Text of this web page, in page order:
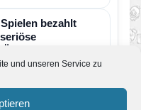
und unseren Service zu
bezahlt
jeden Gamer. Dank
Branche ist das…